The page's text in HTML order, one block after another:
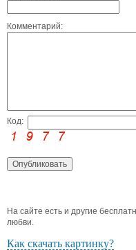
Комментарий:
Код:
На сайте есть и другие
любви.
Как скачать картинку?